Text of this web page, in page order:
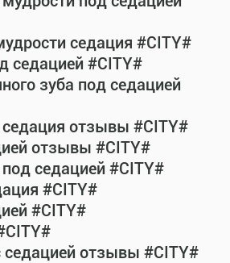
седация #CITY#
седацией #CITY#
зуба под седацией
седация отзывы #CITY#
отзывы #CITY#
седацией #CITY#
#CITY#
#CITY#
седацией отзывы #CITY#